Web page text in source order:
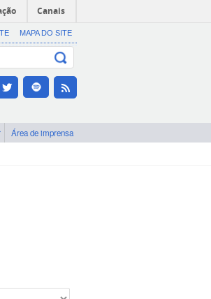
Canais
MAPA DO SITE
Área de imprensa